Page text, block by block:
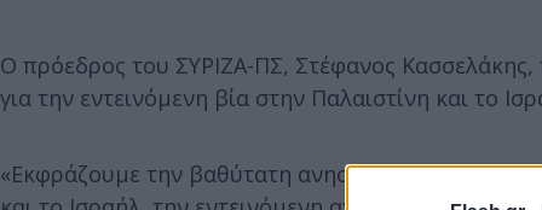
Ο πρόεδρος του ΣΥΡΙΖΑ-ΠΣ, Στέφανος Κασσελάκης,
για την εντεινόμενη βία στην Παλαιστίνη και το
«Εκφράζουμε την βαθύτατη ανησυχία μας για τον